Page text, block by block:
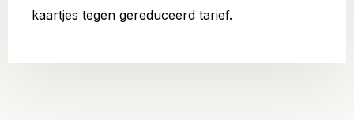
kaartjes tegen gereduceerd tarief.